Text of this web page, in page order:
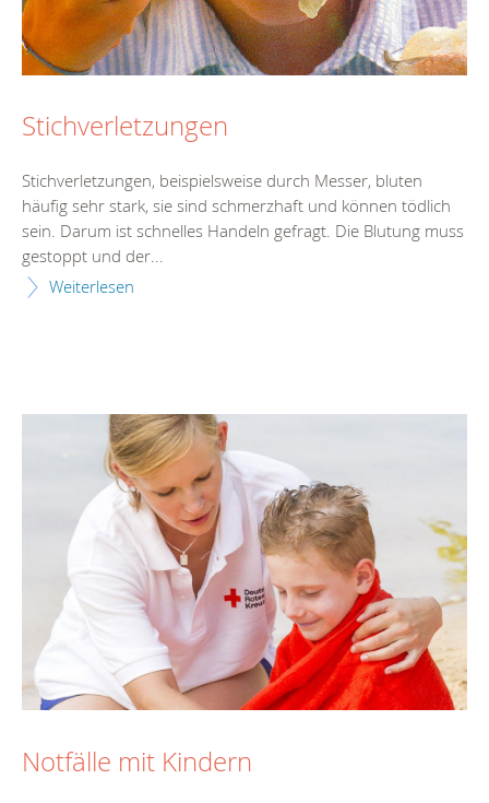
Stichverletzungen
Stichverletzungen, beispielsweise durch Messer, bluten
häufig sehr stark, sie sind schmerzhaft und können tödlich
sein. Darum ist schnelles Handeln gefragt. Die Blutung muss
gestoppt und der...
Weiterlesen
Notfälle mit Kindern